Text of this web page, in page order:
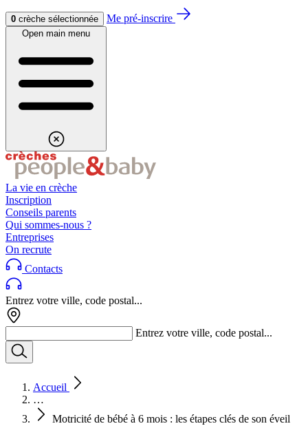
Aller au contenuAller au footer
0 crèche sélectionnée Me pré-inscrire
Open main menu
La vie en crèche
Inscription
Conseils parents
Qui sommes-nous ?
Entreprises
On recrute
Contacts
Entrez votre ville, code postal...
Entrez votre ville, code postal...
Accueil
…
Motricité de bébé à 6 mois : les étapes clés de son éveil